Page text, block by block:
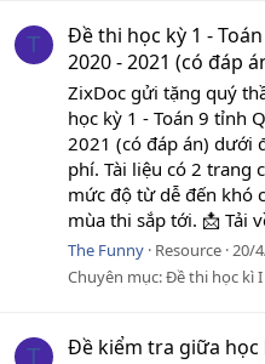
T
Đề thi học kỳ 1 -
2020 - 2021 (có đáp
ZixDoc gửi tặng quý
học kỳ 1 - Toán 9 tỉnh
2021 (có đáp án) dưới
phí. Tài liệu có 2 trang
mức độ từ dễ đến khó
mùa thi sắp tới. 📩 Tải
The Funny Resource 20/
Chuyên mục:Đề thi học kì I
T
Đề kiểm tra giữa học